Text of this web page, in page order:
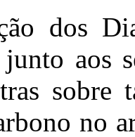
dos
aos
sobre
no